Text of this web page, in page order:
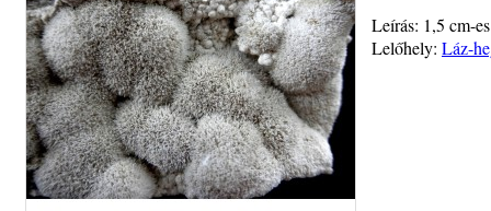
Leírás: 1,5 cm-
Lelőhely: Láz-